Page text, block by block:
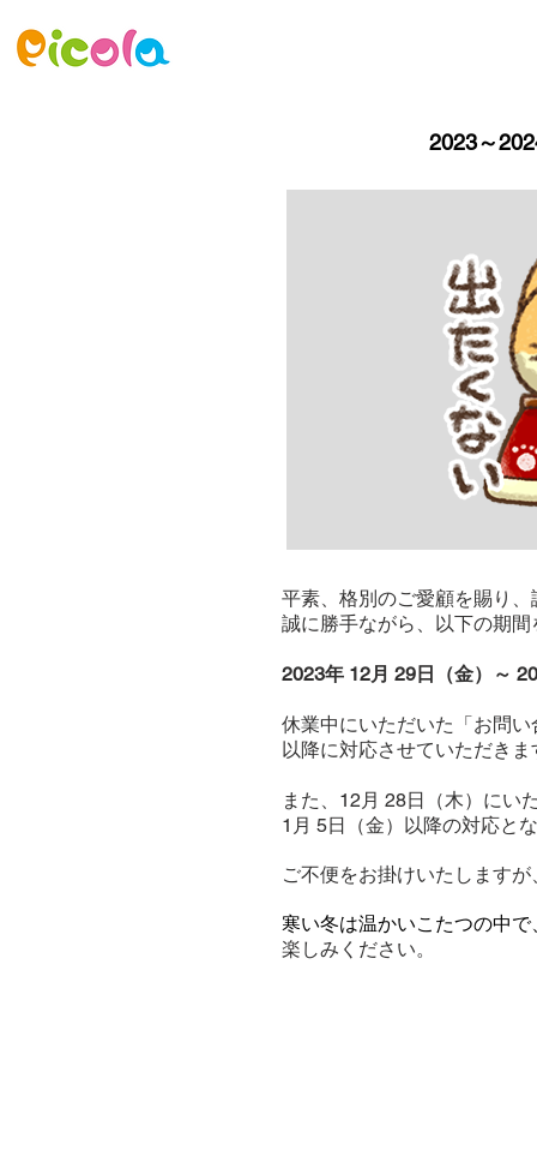
2023～
平素、格別のご愛顧を賜り
誠に勝手ながら、以下の期
2023年 12月 29日（金）～
休業中にいただいた「お問
以降に対応させていただきま
また、12月 28日（木）にい
1月 5日（金）以降の対応と
ご不便をお掛けいたします
寒い冬は温かいこたつの中
楽しみください。